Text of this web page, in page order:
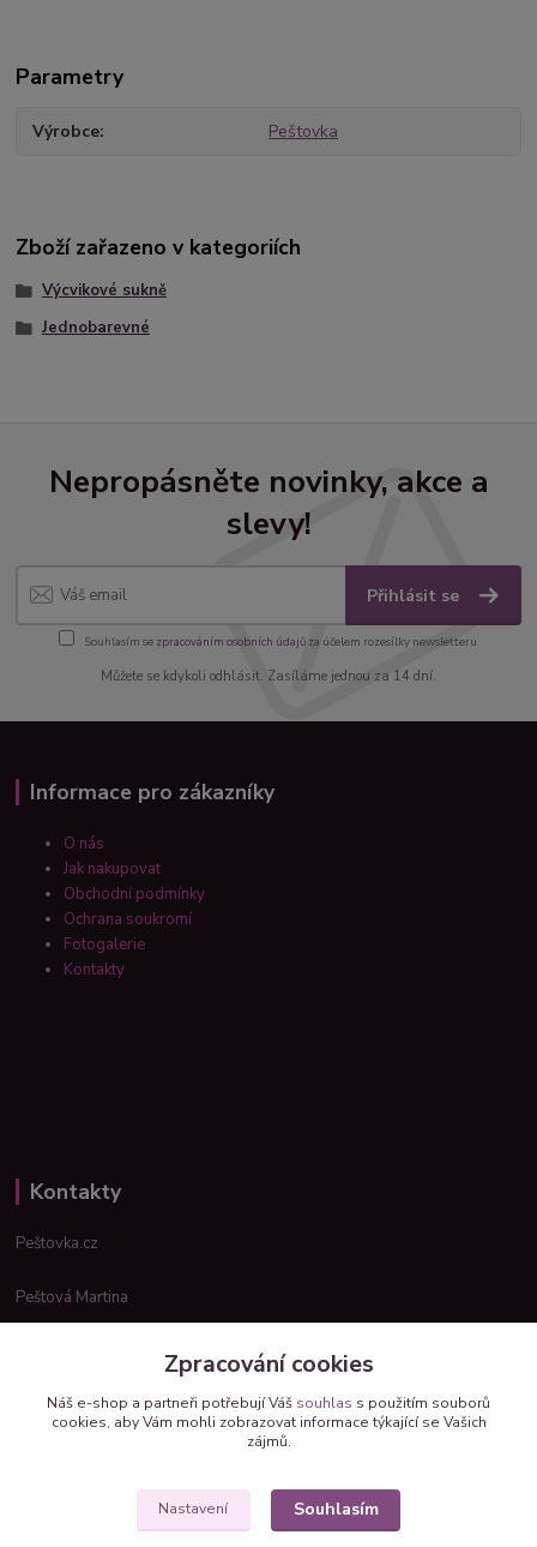
Parametry
Výrobce Peštovka
Zboží zařazeno v kategoriích
Výcvikové sukně
Jednobarevné
Nepropásněte novinky, akce a
slevy!
Přihlásit se
Souhlasím se zpracováním osobních údajůza účelem rozesílky newsletteru.
Můžete se kdykoli odhlásit. Zasíláme jednou za 14 dní.
Informace pro zákazníky
O nás
Jak nakupovat
Obchodní podmínky
Ochrana soukromí
Fotogalerie
Kontakty
Kontakty
Peštovka.cz
Peštová Martina
Upravit sběr cookies.
Zpracování cookies
Náš e-shop a partneři potřebují Váš souhlas s použitím souborů
cookies, aby Vám mohli zobrazovat informace týkající se Vašich
zájmů.
Nastavení Souhlasím